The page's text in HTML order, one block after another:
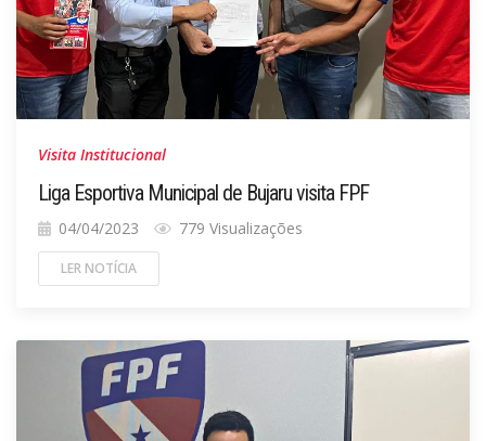
Visita Institucional
Liga Esportiva Municipal de Bujaru visita FPF
04/04/2023 779 Visualizações
LER NOTÍCIA